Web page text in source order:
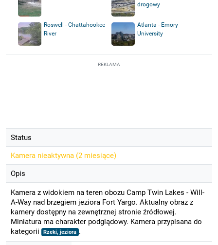
drogowy
Roswell - Chattahookee
River
Atlanta - Emory
University
REKLAMA
Status
Kamera nieaktywna (2 miesiące)
Opis
Kamera z widokiem na teren obozu Camp Twin Lakes - Will-
A-Way nad brzegiem jeziora Fort Yargo. Aktualny obraz z
kamery dostępny na zewnętrznej stronie źródłowej.
Miniatura ma charakter podglądowy. Kamera przypisana do
kategorii
Rzeki, jeziora .